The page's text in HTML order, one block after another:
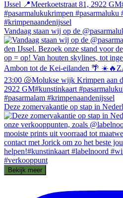
Vandaag staan wij op de
Deze zomervakantie op stap in
Bekijk meer